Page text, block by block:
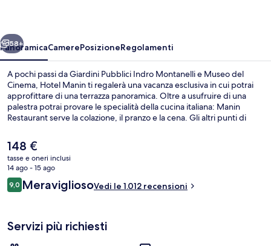
Avanti
58+
PanoramicaCamerePosizioneRegolamenti
A pochi passi da Giardini Pubblici Indro Montanelli e Museo del
Cinema, Hotel Manin ti regalerà una vacanza esclusiva in cui potrai
approfittare di una terrazza panoramica. Oltre a usufruire di una
palestra potrai provare le specialità della cucina italiana: Manin
Restaurant serve la colazione, il pranzo e la cena. Gli altri punti di
terrazza. Il personale gentile e la possibilità di spostarsi a piedi sono
caratteristiche molto apprezzate dai viaggiatori. Approfitta dei
mezzi pubblici nelle vicinanze: Fermata del tram di piazza Cavour è a
2 min e Stazione metro di Turati a 4 min a piedi.
Il
prezzo
attuale
è
148 €
148 €
tasse e oneri inclusi
14 ago - 15 ago
Recensioni
9,09,0 su 10
MeravigliosoVedi le 1.012 recensioni
Servizi più richiesti